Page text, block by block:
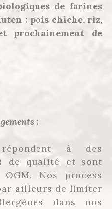
de farines
: pois chiche, riz,
prochainement de
:
à des
de qualité et sont
Nos process
ailleurs de limiter
dans nos